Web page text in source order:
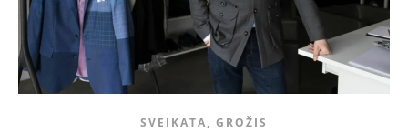
SVEIKATA, GROŽIS